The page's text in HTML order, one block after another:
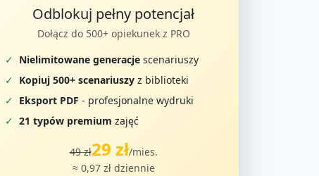
Odblokuj pełny potencjał
Dołącz do 500+ opiekunek z PRO
✓ Nielimitowane generacje scenariuszy
✓ Kopiuj 500+ scenariuszy z biblioteki
✓ Eksport PDF - profesjonalne wydruki
✓ 21 typów premium zajęć
49 zł29 zł/mies.
≈ 0,97 zł dziennie